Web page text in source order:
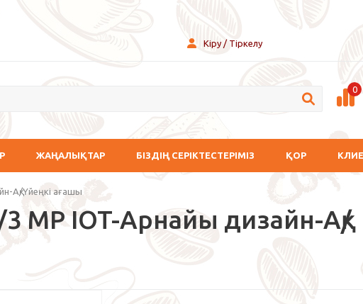
Кіру / Тіркелу
0
ЖАҢАЛЫҚТАР БІЗДІҢ СЕРІКТЕСТЕРІМІЗ ҚОР
Ақ/Үйеңкі ағашы
3 MP IOT-Арнайы дизайн-Ақ/